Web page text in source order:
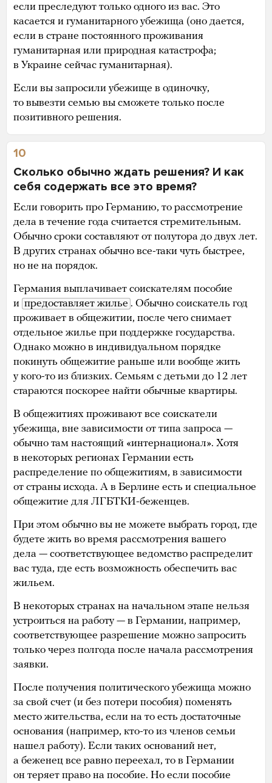
если преследуют только одного из вас. Это
касается и гуманитарного убежища (оно дается,
если в стране постоянного проживания
гуманитарная или природная катастрофа;
в Украине сейчас гуманитарная).
Если вы запросили убежище в одиночку,
то вывезти семью вы сможете только после
позитивного решения.
10
Сколько обычно ждать решения? И как
себя содержать все это время?
Если говорить про Германию, то рассмотрение
дела в течение года считается стремительным.
Обычно сроки составляют от полутора до двух лет.
В других странах обычно все-таки чуть быстрее,
но не на порядок.
Германия выплачивает соискателям пособие
и предоставляет жилье . Обычно соискатель год
проживает в общежитии, после чего снимает
отдельное жилье при поддержке государства.
Однако можно в индивидуальном порядке
покинуть общежитие раньше или вообще жить
у кого-то из близких. Семьям с детьми до 12 лет
стараются поскорее найти обычные квартиры.
В общежитиях проживают все соискатели
убежища, вне зависимости от типа запроса —
обычно там настоящий «интернационал». Хотя
в некоторых регионах Германии есть
распределение по общежитиям, в зависимости
от страны исхода. А в Берлине есть и специальное
общежитие для ЛГБТКИ-беженцев.
При этом обычно вы не можете выбрать город, где
будете жить во время рассмотрения вашего
дела — соответствующее ведомство распределит
вас туда, где есть возможность обеспечить вас
жильем.
В некоторых странах на начальном этапе нельзя
устроиться на работу — в Германии, например,
соответствующее разрешение можно запросить
только через полгода после начала рассмотрения
заявки.
После получения политического убежища можно
за свой счет (и без потери пособия) поменять
место жительства, если на то есть достаточные
основания (например, кто-то из членов семьи
нашел работу). Если таких оснований нет,
а беженец все равно переехал, то в Германии
он теряет право на пособие. Но если пособие